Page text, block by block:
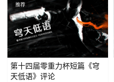
推荐
第十四届零重力杯短篇《穹
天低语》评论